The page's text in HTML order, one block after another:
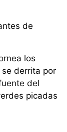
de
los
derrita por
del
picadas